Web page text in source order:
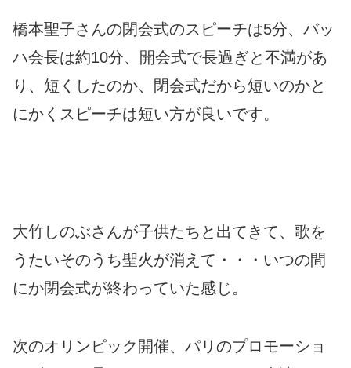
橋本聖子さんの閉会式のスピーチは5分、バッ
ハ会長は約10分、開会式で長過ぎと不満があ
り、短くしたのか、閉会式だから短いのかと
にかくスピーチは短い方が良いです。
大竹しのぶさんが子供たちと出てきて、歌を
うたいそのうち聖火が消えて・・・いつの間
にか閉会式が終わっていた感じ。
次のオリンピック開催、パリのプロモーショ